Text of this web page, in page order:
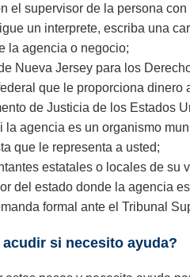
el supervisor de la persona
un interprete, escriba una
la agencia o negocio;
Nueva Jersey para los
que le proporciona
de Justicia de los Estados
la agencia es un organismo
que le representa a usted;
estatales o locales de su
del estado donde la agencia
formal ante el Tribunal
si necesito ayuda?